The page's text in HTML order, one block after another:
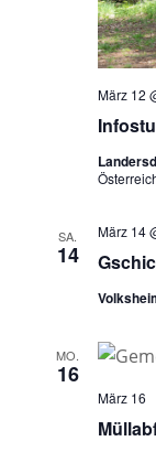
März 12
SA.
14
März 14
MO.
16
März 16